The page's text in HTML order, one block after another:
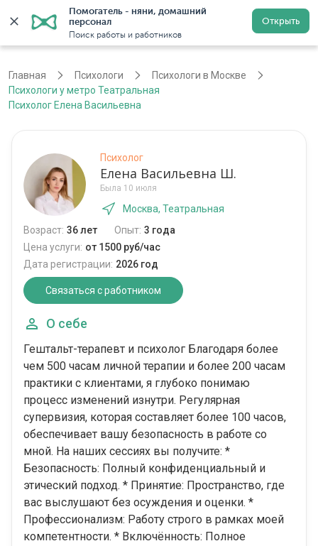
Помогатель - няни, домашний
персонал
Поиск работы и работников
Открыть
Регистрация
Главная Психологи
Психологи в Москве
Психологи у метро Театральная
Психолог Елена Васильевна
Психолог
Елена Васильевна Ш.
Была 10 июля
Москва, Театральная
Возраст: 36 лет Опыт: 3 года
Цена услуги: от 1500 руб/час
Дата регистрации: 2026 год
Связаться с работником
О себе
Гештальт-терапевт и психолог Благодаря более
чем 500 часам личной терапии и более 200 часам
практики с клиентами, я глубоко понимаю
процесс изменений изнутри. Регулярная
супервизия, которая составляет более 100 часов,
обеспечивает вашу безопасность в работе со
мной. На наших сессиях вы получите: *
Безопасность: Полный конфиденциальный и
этический подход. * Принятие: Пространство, где
вас выслушают без осуждения и оценки. *
Профессионализм: Работу строго в рамках моей
компетентности. * Включённость: Полное